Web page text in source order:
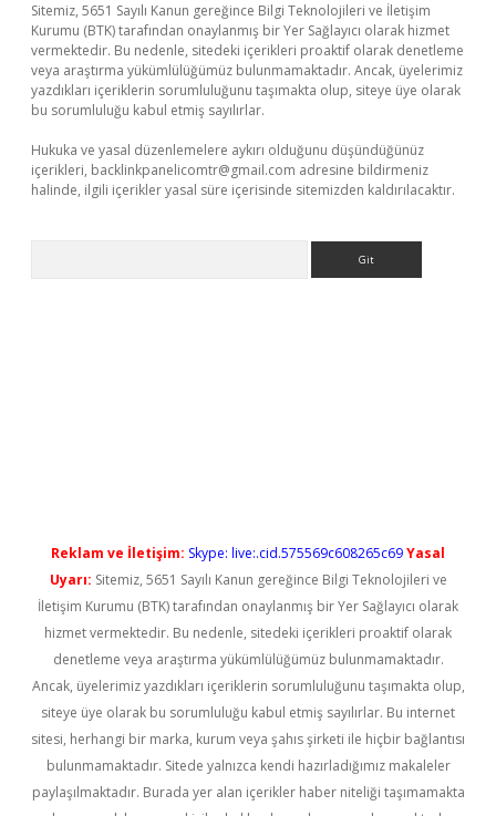
Sitemiz, 5651 Sayılı Kanun gereğince Bilgi Teknolojileri ve İletişim
Kurumu (BTK) tarafından onaylanmış bir Yer Sağlayıcı olarak hizmet
vermektedir. Bu nedenle, sitedeki içerikleri proaktif olarak denetleme
veya araştırma yükümlülüğümüz bulunmamaktadır. Ancak, üyelerimiz
yazdıkları içeriklerin sorumluluğunu taşımakta olup, siteye üye olarak
bu sorumluluğu kabul etmiş sayılırlar.
Hukuka ve yasal düzenlemelere aykırı olduğunu düşündüğünüz
içerikleri, backlinkpanelicomtr@gmail.com adresine bildirmeniz
halinde, ilgili içerikler yasal süre içerisinde sitemizden kaldırılacaktır.
Reklam ve İletişim: Skype: live:.cid.575569c608265c69Yasal
Uyarı: Sitemiz, 5651 Sayılı Kanun gereğince Bilgi Teknolojileri ve
İletişim Kurumu (BTK) tarafından onaylanmış bir Yer Sağlayıcı olarak
hizmet vermektedir. Bu nedenle, sitedeki içerikleri proaktif olarak
denetleme veya araştırma yükümlülüğümüz bulunmamaktadır.
Ancak, üyelerimiz yazdıkları içeriklerin sorumluluğunu taşımakta olup,
siteye üye olarak bu sorumluluğu kabul etmiş sayılırlar. Bu internet
sitesi, herhangi bir marka, kurum veya şahıs şirketi ile hiçbir bağlantısı
bulunmamaktadır. Sitede yalnızca kendi hazırladığımız makaleler
paylaşılmaktadır. Burada yer alan içerikler haber niteliği taşımamakta